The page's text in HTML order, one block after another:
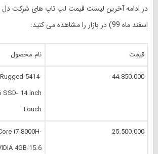
در ادامه آخرین لیست قیمت لپ تاپ های شرکت دل
اسفند ماه 99) در بازار را مشاهده می کنید:
قیمت نام محصول
44.850.000
5414-
SSD- 14 inch
Touch
25.500.000
i7 8000H-
4GB-15.6